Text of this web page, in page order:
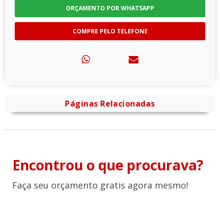
ORÇAMENTO POR WHATSAPP
COMPRE PELO TELEFONE
Páginas Relacionadas
Encontrou o que procurava?
Faça seu orçamento gratis agora mesmo!